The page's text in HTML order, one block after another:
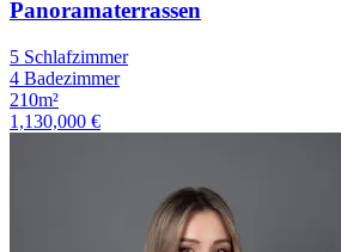
Panoramaterrassen
5 Schlafzimmer
4 Badezimmer
210m²
1,130,000 €